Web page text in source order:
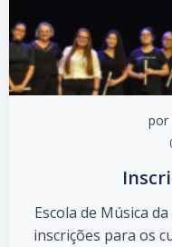
por
Escola de Música
inscrições para os